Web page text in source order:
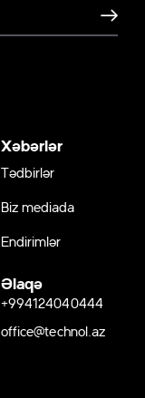
Göndər
Xəbərlər
Tədbirlər
Biz mediada
Endirimlər
Əlaqə
+994124040444
office@technol.az